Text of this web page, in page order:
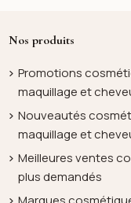
Nos produits
Promotions
maquillage et
Nouveautés
maquillage et
Meilleures ventes
plus demandés